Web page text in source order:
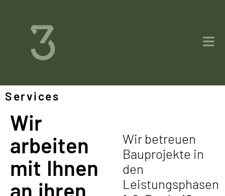
Services
Wir
arbeiten
mit Ihnen
an ihren
Wir betreuen
Bauprojekte in
den
Leistungsphasen